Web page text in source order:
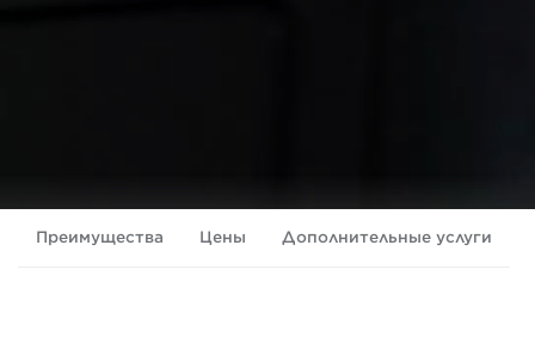
Преимущества Цены Дополнительные услуги